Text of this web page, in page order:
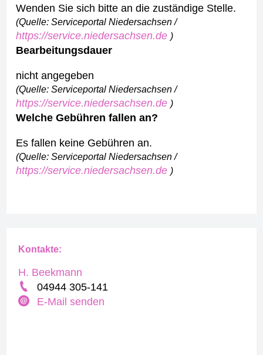
Wenden Sie sich bitte an die zuständige Stelle.
(Quelle: Serviceportal Niedersachsen /
https://service.niedersachsen.de )
Bearbeitungsdauer
nicht angegeben
(Quelle: Serviceportal Niedersachsen /
https://service.niedersachsen.de )
Welche Gebühren fallen an?
Es fallen keine Gebühren an.
(Quelle: Serviceportal Niedersachsen /
https://service.niedersachsen.de )
Kontakte:
H. Beekmann
04944 305-141
E-Mail senden